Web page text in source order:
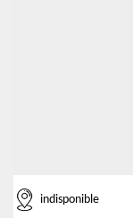
indisponible